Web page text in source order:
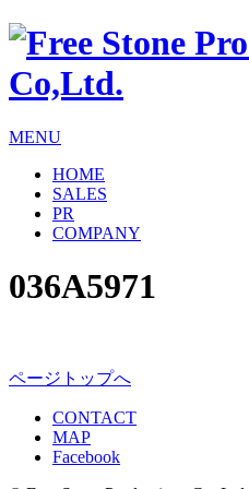
MENU
HOME
SALES
PR
COMPANY
036A5971
ページトップへ
CONTACT
MAP
Facebook